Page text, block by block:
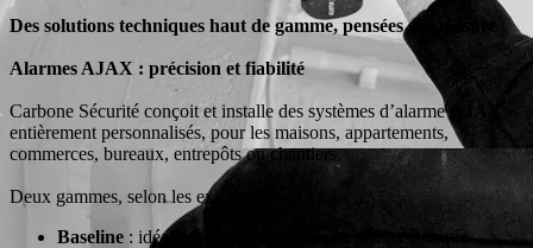
Des solutions techniques haut de gamme, pensées sur-mesure
Alarmes AJAX : précision et fiabilité
Carbone Sécurité conçoit et installe des systèmes d’alarme AJAX
entièrement personnalisés, pour les maisons, appartements,
commerces, bureaux, entrepôts ou chantiers.
Deux gammes, selon les exigences :
Baseline : idéale pour les habitations et locaux à risque